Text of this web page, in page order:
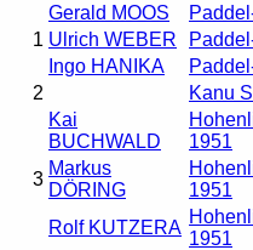
1
Gerald MOOS
Ulrich WEBER
Ingo HANIKA
2
Kanu
3
Kai
BUCHWALD
1951
Markus
DÖRING
1951
Rolf KUTZERA
1951